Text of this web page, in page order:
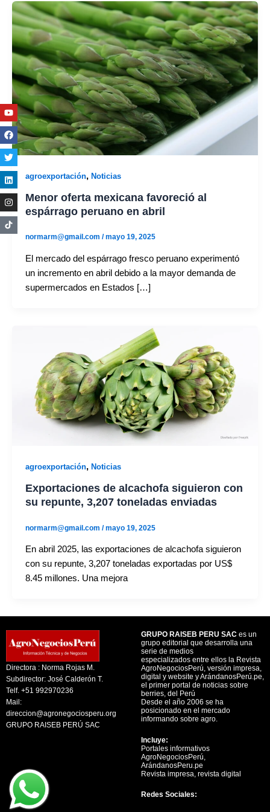
agroexportación, Noticias
Menor oferta mexicana favoreció al
espárrago peruano en abril
normarm@gmail.com /mayo 19, 2025
El mercado del espárrago fresco peruano experimentó
un incremento en abril debido a la mayor demanda de
supermercados en Estados […]
agroexportación, Noticias
Exportaciones de alcachofa siguieron con
su repunte, 3,207 toneladas enviadas
normarm@gmail.com /mayo 19, 2025
En abril 2025, las exportaciones de alcachofa siguieron
con su repunte, 3,207 toneladas exportadas por US$
8.45 millones. Una mejora
Directora : Norma Rojas M.
Subdirector: José Calderón T.
Telf. +51 992970236
Mail:
direccion@agronegociosperu.org
GRUPO RAISEB PERÚ SAC
GRUPO RAISEB PERU SAC es un
grupo editorial que desarrolla una
serie de medios
especializados entre ellos la Revista
AgroNegociosPerú, versión impresa,
digital y website y ArándanosPerú.pe,
el primer portal de noticias sobre
berries, del Perú
Desde el año 2006 se ha
posicionado en el mercado
informando sobre agro.
Incluye:
Portales informativos
AgroNegociosPerú,
ArándanosPeru.pe
Revista impresa, revista digital
Redes Sociales:
Youtube
Facebook
Twitter
Linkedin
Instagram